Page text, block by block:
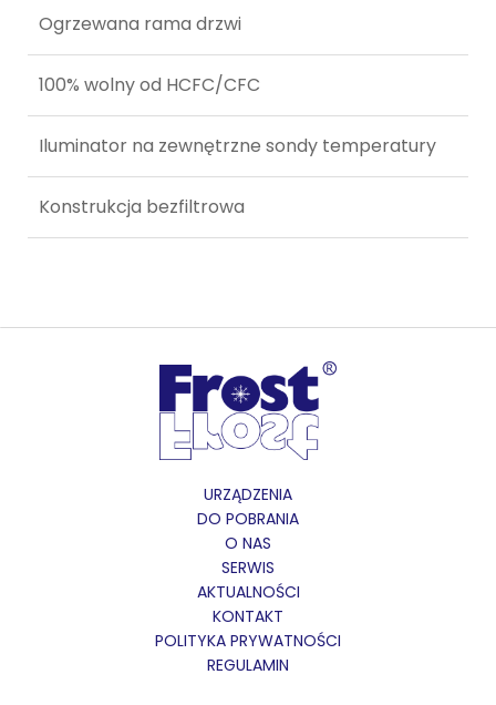
Ogrzewana rama drzwi
100% wolny od HCFC/CFC
Iluminator na zewnętrzne sondy temperatury
Konstrukcja bezfiltrowa
URZĄDZENIA
DO POBRANIA
O NAS
SERWIS
AKTUALNOŚCI
KONTAKT
POLITYKA PRYWATNOŚCI
REGULAMIN